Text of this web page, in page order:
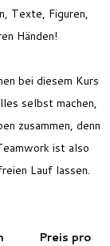
Texte, Figuren,
Händen!
bei diesem Kurs
selbst machen,
zusammen, denn
ist also
Lauf lassen.
Preis pro